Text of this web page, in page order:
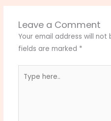
Leave a Comment
Your email address will not
fields are marked *
here..